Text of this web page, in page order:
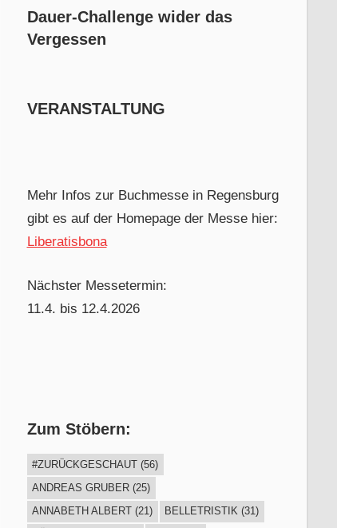
Dauer-Challenge wider das
Vergessen
VERANSTALTUNG
Mehr Infos zur Buchmesse in Regensburg
gibt es auf der Homepage der Messe hier:
Liberatisbona
Nächster Messetermin:
11.4. bis 12.4.2026
Zum Stöbern:
#ZURÜCKGESCHAUT (56)
ANDREAS GRUBER (25)
ANNABETH ALBERT (21) BELLETRISTIK (31)